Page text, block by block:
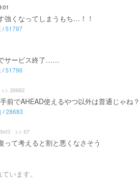
強くなってしまうもち…！！
/51797
サービス終了……
/51796
>> 28682
前でAHEAD使えるやつ以外は普通じゃね？
/28683
>> 67
て考えると割と悪くなさそう
います。